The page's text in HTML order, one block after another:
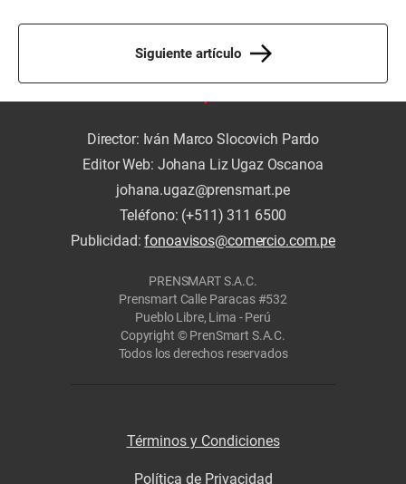
Siguiente artículo
Director: Iván Marco Slocovich Pardo
Editor Web: Johana Liz Ugaz Oscanoa
johana.ugaz@prensmart.pe
Teléfono: (+511) 311 6500
Publicidad:fonoavisos@comercio.com.pe
PRENSMART S.A.C.
Prensmart Calle Paracas #532
Pueblo Libre, Lima - Perú
Copyright © PrenSmart S.A.C.
Todos los derechos reservados
Términos y Condiciones
Política de Privacidad